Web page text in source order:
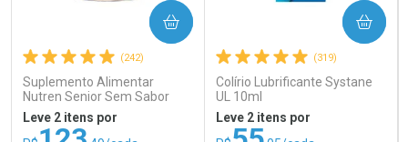
(242)
Suplemento Alimentar
Nutren Senior Sem Sabor
740g
Leve 2 itens por
COMPRAR
(319)
Colírio Lubrificante Systane
UL 10ml
Leve 2 itens por
COMPRAR